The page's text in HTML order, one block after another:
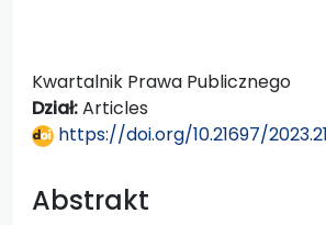
Kwartalnik Prawa Publicznego
Dział:Articles
https://doi.org/10.21697/
Abstrakt